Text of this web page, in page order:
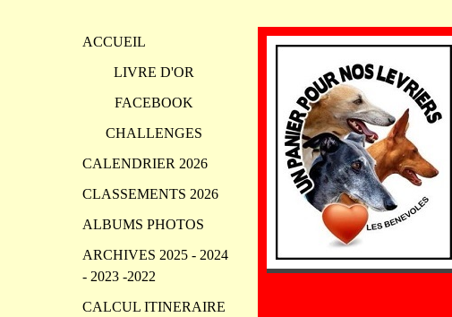
ACCUEIL
LIVRE D'OR
FACEBOOK
CHALLENGES
CALENDRIER 2026
CLASSEMENTS 2026
ALBUMS PHOTOS
ARCHIVES 2025 - 2024
- 2023 -2022
CALCUL ITINERAIRE